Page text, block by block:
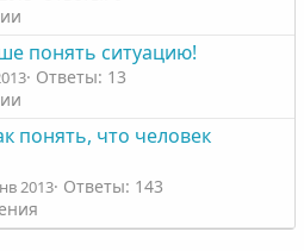
понять ситуацию!
Ответы: 13
понять, что человек
2013 Ответы: 143